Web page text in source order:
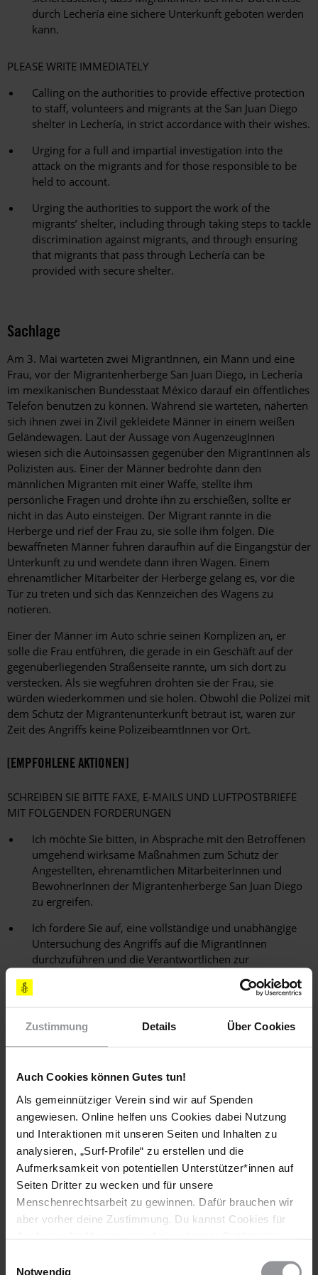
Zustimmung Details Über Cookies
Auch Cookies können Gutes tun!
Als gemeinnütziger Verein sind wir auf Spenden
angewiesen. Online helfen uns Cookies dabei Nutzung
und Interaktionen mit unseren Seiten und Inhalten zu
analysieren, „Surf-Profile“ zu erstellen und die
Aufmerksamkeit von potentiellen Unterstützer*innen auf
Seiten Dritter zu wecken und für unsere
Menschenrechtsarbeit zu gewinnen. Dafür brauchen wir
aber vorher deine Zustimmung. Du kannst Cookies für
wieder ändern. Diesen Banner kannst Du über den Link
Notwendig
durch Lechería eine sichere Unterkunft geboten werden
kann.
PLEASE WRITE IMMEDIATELY
Calling on the authorities to provide effective protection
to staff, volunteers and migrants at the San Juan Diego
shelter in Lechería, in strict accordance with their wishes.
Urging for a full and impartial investigation into the
attack on the migrants and for those responsible to be
held to account.
Urging the authorities to support the work of the
migrants’ shelter, including through taking steps to tackle
discrimination against migrants, and through ensuring
that migrants that pass through Lechería can be
provided with secure shelter.
Sachlage
Am 3. Mai warteten zwei MigrantInnen, ein Mann und eine
Frau, vor der Migrantenherberge San Juan Diego, in Lechería
im mexikanischen Bundesstaat México darauf ein öffentliches
Telefon benutzen zu können. Während sie warteten, näherten
sich ihnen zwei in Zivil gekleidete Männer in einem weißen
Geländewagen. Laut der Aussage von AugenzeugInnen
wiesen sich die Autoinsassen gegenüber den MigrantInnen als
Polizisten aus. Einer der Männer bedrohte dann den
männlichen Migranten mit einer Waffe, stellte ihm
persönliche Fragen und drohte ihn zu erschießen, sollte er
nicht in das Auto einsteigen. Der Migrant rannte in die
Herberge und rief der Frau zu, sie solle ihm folgen. Die
bewaffneten Männer fuhren daraufhin auf die Eingangstür der
Unterkunft zu und wendete dann ihren Wagen. Einem
ehrenamtlicher Mitarbeiter der Herberge gelang es, vor die
Tür zu treten und sich das Kennzeichen des Wagens zu
notieren.
Einer der Männer im Auto schrie seinen Komplizen an, er
solle die Frau entführen, die gerade in ein Geschäft auf der
gegenüberliegenden Straßenseite rannte, um sich dort zu
verstecken. Als sie wegfuhren drohten sie der Frau, sie
würden wiederkommen und sie holen. Obwohl die Polizei mit
dem Schutz der Migrantenunterkunft betraut ist, waren zur
Zeit des Angriffs keine PolizeibeamtInnen vor Ort.
[EMPFOHLENE AKTIONEN]
SCHREIBEN SIE BITTE FAXE, E-MAILS UND LUFTPOSTBRIEFE
MIT FOLGENDEN FORDERUNGEN
Ich möchte Sie bitten, in Absprache mit den Betroffenen
umgehend wirksame Maßnahmen zum Schutz der
Angestellten, ehrenamtlichen MitarbeiterInnen und
BewohnerInnen der Migrantenherberge San Juan Diego
zu ergreifen.
Ich fordere Sie auf, eine vollständige und unabhängige
Untersuchung des Angriffs auf die MigrantInnen
durchzuführen und die Verantwortlichen zur
Ich bitte Sie zudem, die Arbeit, die die MitarbeiterInnen
beinhaltet auch, Schritte einzuleiten, um die
Diskriminierung von MigrantInnen zu beenden und
durch Lechería eine sichere Unterkunft geboten werden
kann.
[APPELLE AN]
INNENMINISTER
Dr. Alejandro Poiré Romero
Secretaría de Gobernación
Bucareli 99, 1er. piso
Col. Juárez